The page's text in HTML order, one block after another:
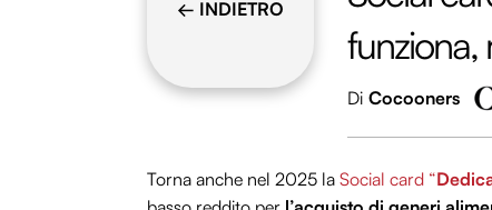
← INDIETRO
funziona,
Di Cocooners
Torna anche nel 2025 la Social card “